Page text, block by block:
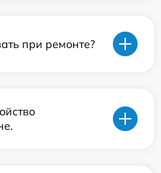
при ремонте?